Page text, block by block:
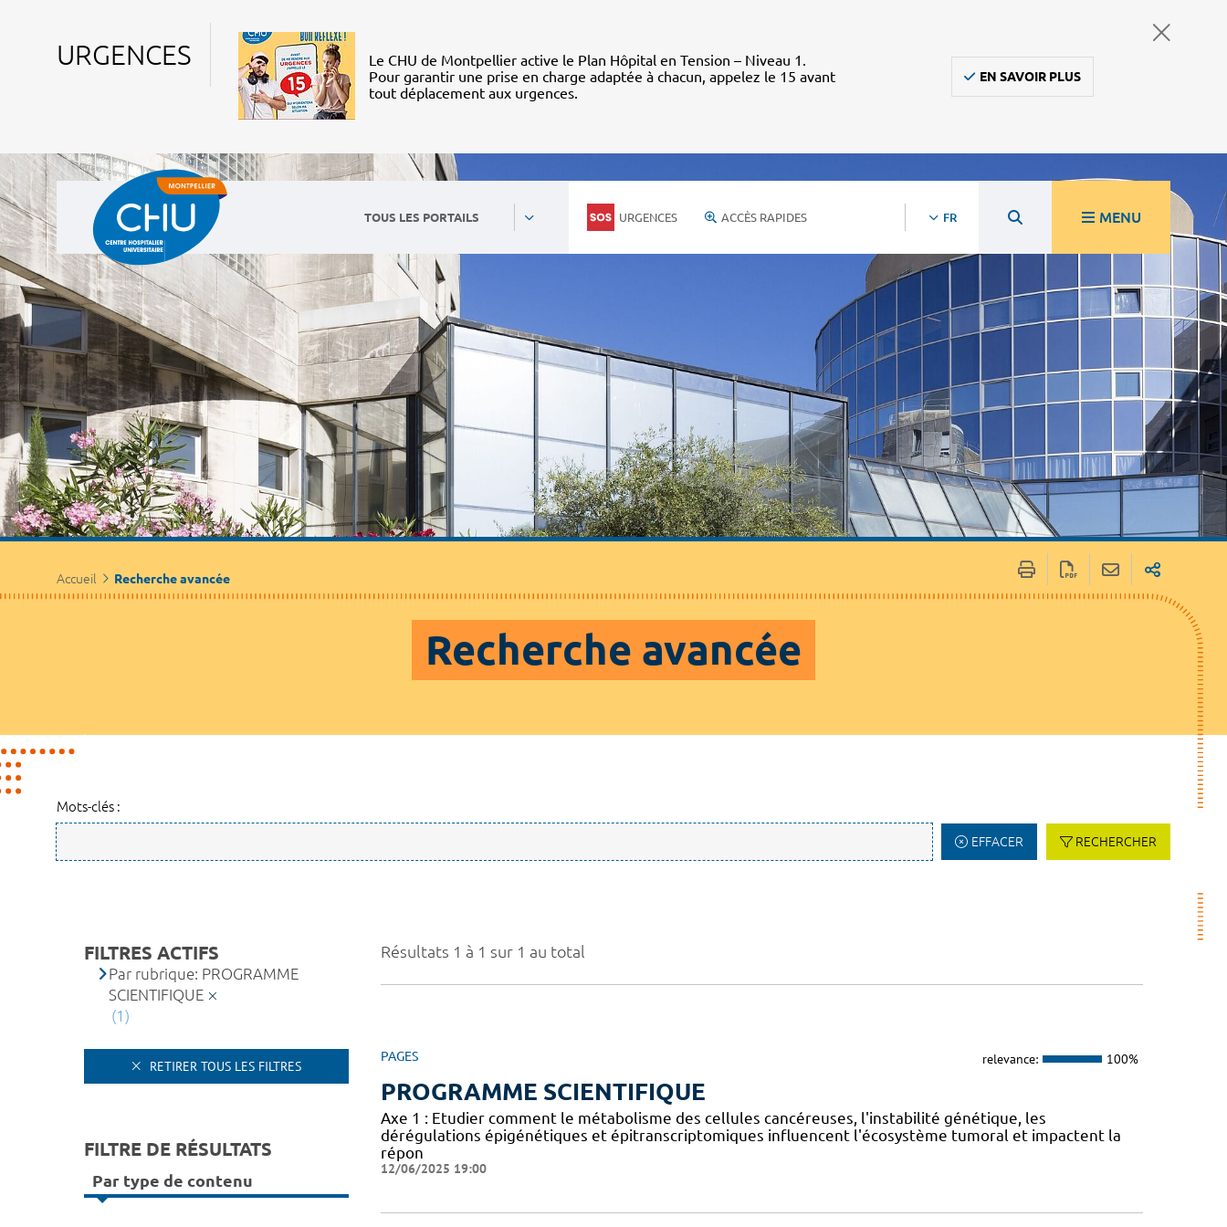
URGENCES
Le CHU de Montpellier active le Plan Hôpital en Tension – Niveau 1.
Pour garantir une prise en charge adaptée à chacun, appelez le 15 avant
tout déplacement aux urgences.
EN SAVOIR PLUS
TOUS LES PORTAILS URGENCES ACCÈS RAPIDES FR MENU
Accueil Recherche avancée
Recherche avancée
Mots-clés :
EFFACER RECHERCHER
Résultats 1 à 1 sur 1 au total
PAGES relevance: 100%
PROGRAMME SCIENTIFIQUE
Axe 1 : Etudier comment le métabolisme des cellules cancéreuses, l'instabilité génétique, les
dérégulations épigénétiques et épitranscriptomiques influencent l'écosystème tumoral et impactent la
répon
12/06/2025 19:00
FILTRES ACTIFS
Par rubrique: PROGRAMME
SCIENTIFIQUE
(1)
RETIRER TOUS LES FILTRES
FILTRE DE RÉSULTATS
Par type de contenu